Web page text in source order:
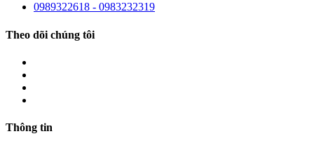
0989322618 - 0983232319
Theo dõi chúng tôi
Thông tin